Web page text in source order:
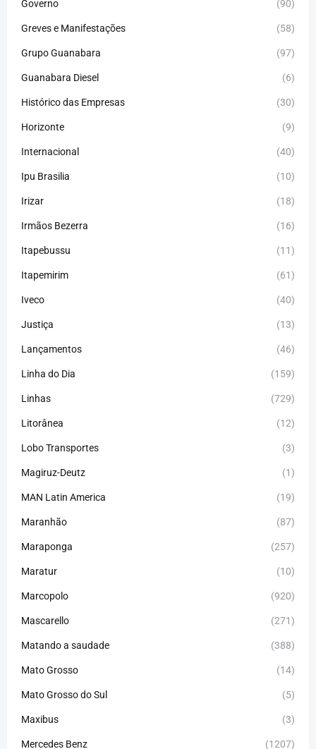
Governo (90)
Greves e Manifestações (58)
Grupo Guanabara (97)
Guanabara Diesel (6)
Histórico das Empresas (30)
Horizonte (9)
Internacional (40)
Ipu Brasilia (10)
Irizar (18)
Irmãos Bezerra (16)
Itapebussu (11)
Itapemirim (61)
Iveco (40)
Justiça (13)
Lançamentos (46)
Linha do Dia (159)
Linhas (729)
Litorânea (12)
Lobo Transportes (3)
Magiruz-Deutz (1)
MAN Latin America (19)
Maranhão (87)
Maraponga (257)
Maratur (10)
Marcopolo (920)
Mascarello (271)
Matando a saudade (388)
Mato Grosso (14)
Mato Grosso do Sul (5)
Maxibus (3)
Mercedes Benz (1207)